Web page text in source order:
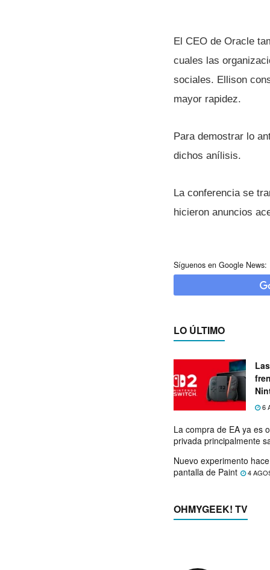
El CEO de Oracle
cuales las
sociales. Ellison
mayor rapidez.
Para demostrar lo
dichos aní­lisis.
La conferencia se
hicieron anuncios
Síguenos en Google News:
LO ÚLTIMO
6
La compra de EA ya es
privada principalmente
Nuevo experimento
pantalla de Paint
4
OHMYGEEK! TV